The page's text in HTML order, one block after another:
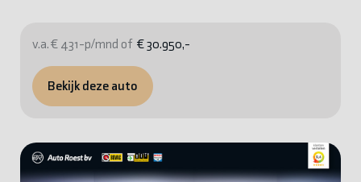
v.a. € 431-p/mnd of € 30.950,-
Bekijk deze auto